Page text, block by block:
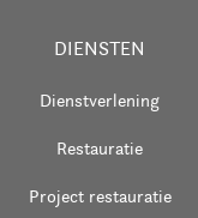
DIENSTEN
Dienstverlening
Restauratie
Project restauratie